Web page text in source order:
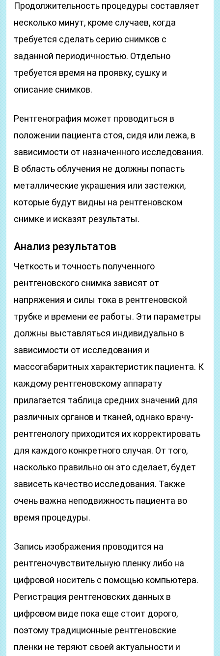
Продолжительность процедуры составляет
несколько минут, кроме случаев, когда
требуется сделать серию снимков с
заданной периодичностью. Отдельно
требуется время на проявку, сушку и
описание снимков.
Рентгенография может проводиться в
положении пациента стоя, сидя или лежа, в
зависимости от назначенного исследования.
В область облучения не должны попасть
металлические украшения или застежки,
которые будут видны на рентгеновском
снимке и исказят результаты.
Анализ результатов
Четкость и точность полученного
рентгеновского снимка зависят от
напряжения и силы тока в рентгеновской
трубке и времени ее работы. Эти параметры
должны выставляться индивидуально в
зависимости от исследования и
массогабаритных характеристик пациента. К
каждому рентгеновскому аппарату
прилагается таблица средних значений для
различных органов и тканей, однако врачу-
рентгенологу приходится их корректировать
для каждого конкретного случая. От того,
насколько правильно он это сделает, будет
зависеть качество исследования. Также
очень важна неподвижность пациента во
время процедуры.
Запись изображения проводится на
рентгеночувствительную пленку либо на
цифровой носитель с помощью компьютера.
Регистрация рентгеновских данных в
цифровом виде пока еще стоит дорого,
поэтому традиционные рентгеновские
пленки не теряют своей актуальности и